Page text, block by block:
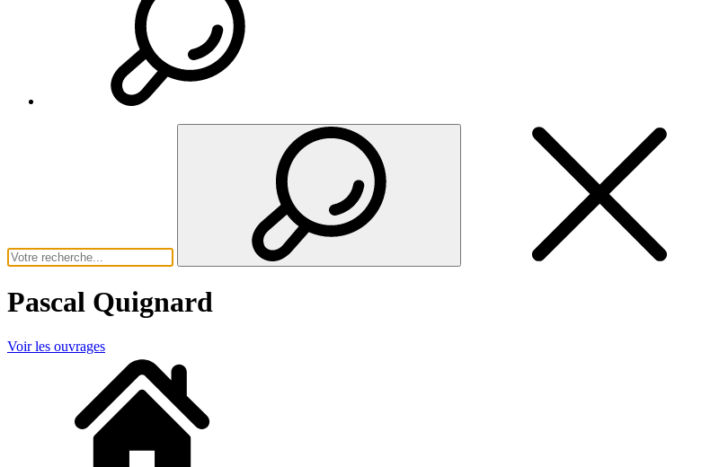
Pascal Quignard
Voir les ouvrages